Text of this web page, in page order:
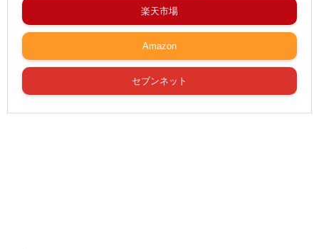
楽天市場
Amazon
セブンネット